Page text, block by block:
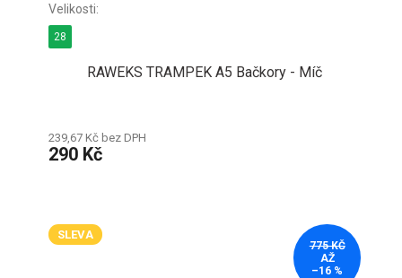
RAWEKS TRAMPEK A5 Bačkory - Míč
239,67 Kč bez DPH
290 Kč
28
SLEVA
775 KČ
AŽ
–16 %